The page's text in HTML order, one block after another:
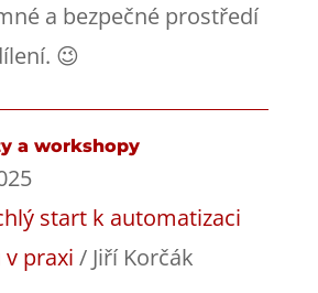
a bezpečné prostředí
😉
a workshopy
start k automatizaci
praxi / Jiří Korčák